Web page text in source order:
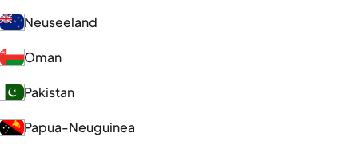
Neuseeland
Oman
Pakistan
Papua-Neuguinea